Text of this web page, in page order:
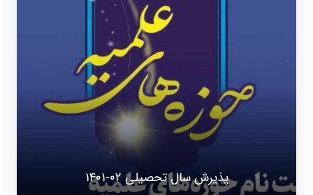
پذیرش سال تحصیلی ۰۲-۱۴۰۱